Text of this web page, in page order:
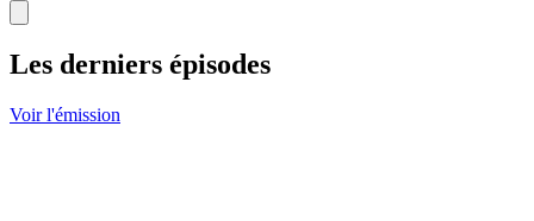
Les derniers épisodes
Voir l'émission